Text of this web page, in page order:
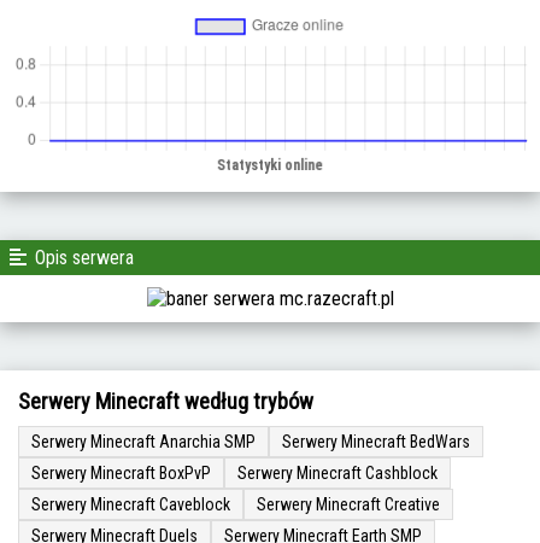
Opis serwera
Serwery Minecraft według trybów
Serwery Minecraft Anarchia SMP
Serwery Minecraft BedWars
Serwery Minecraft BoxPvP
Serwery Minecraft Cashblock
Serwery Minecraft Caveblock
Serwery Minecraft Creative
Serwery Minecraft Duels
Serwery Minecraft Earth SMP